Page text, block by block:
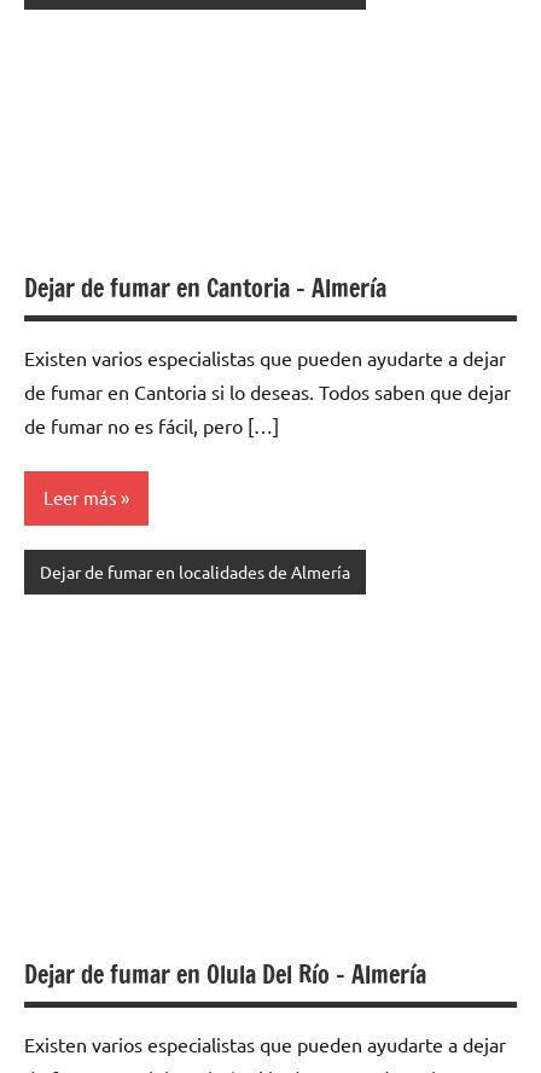
Dejar de fumar en Cantoria – Almería
Existen varios especialistas quе pueden ayudarte а dejar
dе fumar en Cantoria ѕi lo deseas. Todos saben quе dejar
dе fumar no es fácil, perο […]
Leer más
Dejar de fumar en localidades de Almería
Dejar de fumar en Olula Del Río – Almería
Existen varios especialistas quе pueden ayudarte а dejar